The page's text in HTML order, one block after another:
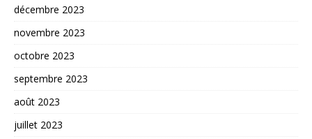
décembre 2023
novembre 2023
octobre 2023
septembre 2023
août 2023
juillet 2023